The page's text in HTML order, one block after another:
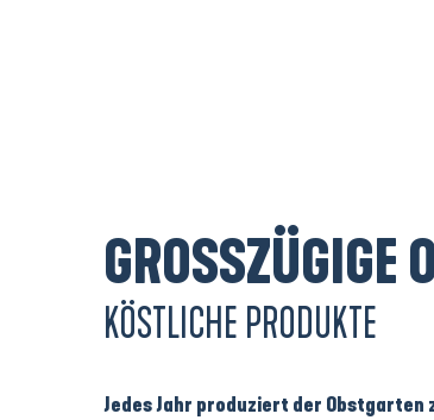
GROSSZÜGIGE
KÖSTLICHE PRODUKTE
Jedes Jahr produziert der Obstgarten